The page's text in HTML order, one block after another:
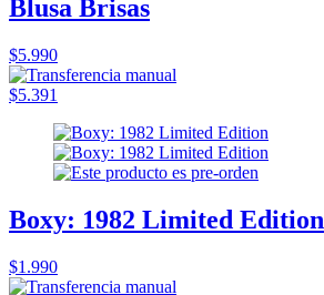
Blusa Brisas
$5.990
$5.391
Boxy: 1982 Limited Edition
$1.990